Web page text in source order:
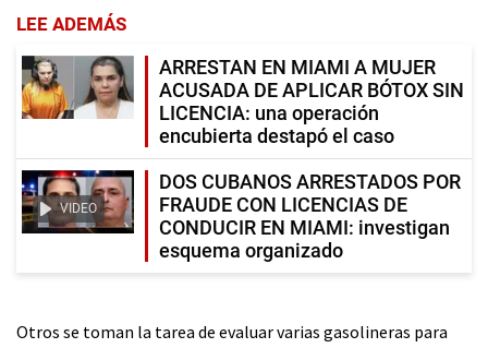
LEE ADEMÁS
ARRESTAN EN MIAMI A MUJER
ACUSADA DE APLICAR BÓTOX SIN
LICENCIA: una operación
encubierta destapó el caso
VIDEO
DOS CUBANOS ARRESTADOS POR
FRAUDE CON LICENCIAS DE
CONDUCIR EN MIAMI: investigan
esquema organizado
Otros se toman la tarea de evaluar varias gasolineras para